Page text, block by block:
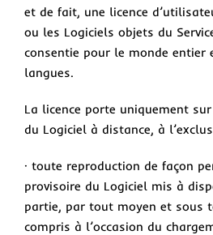
et de fait, une licence
ou les Logiciels objets du
consentie pour le monde entier
langues.
La licence porte uniquement
du Logiciel à distance, à
· toute reproduction de façon
provisoire du Logiciel mis à
partie, par tout moyen et sous
compris à l’occasion du